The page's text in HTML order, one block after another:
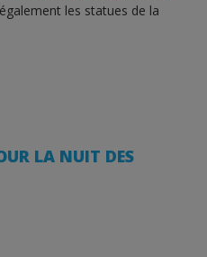
les statues de la
LA NUIT DES